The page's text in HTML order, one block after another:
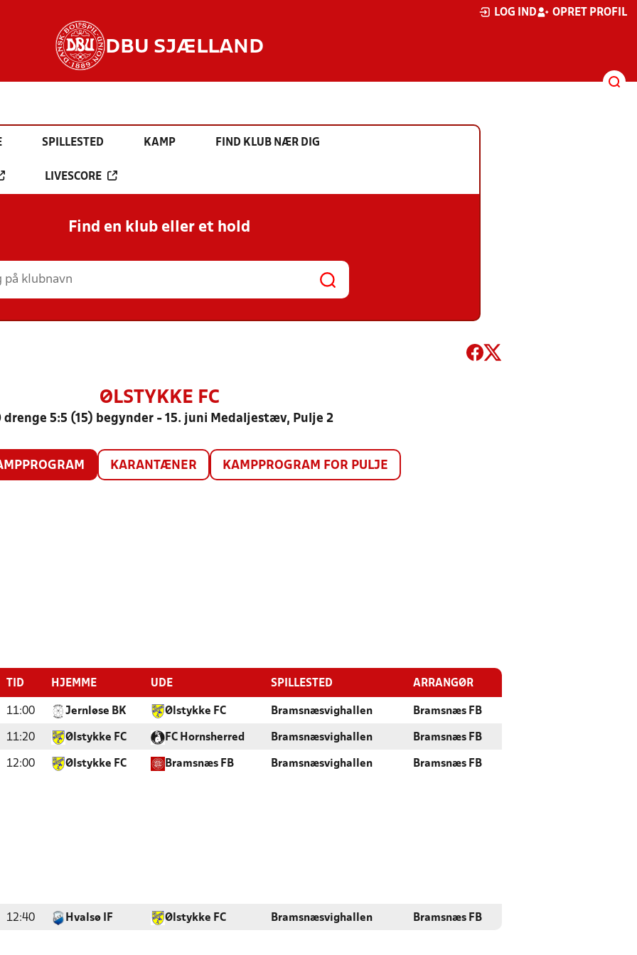
LOG IND OPRET PROFIL
DBU SJÆLLAND
SPILLESTED KAMP FIND KLUB NÆR DIG
LIVESCORE
Find en klub eller et hold
ØLSTYKKE FC
drenge 5:5 (15) begynder - 15. juni Medaljestæv, Pulje 2
KARANTÆNER KAMPPROGRAM FOR PULJE
TID HJEMME UDE SPILLESTED ARRANGØR
11:00 Jernløse BK Ølstykke FC Bramsnæsvighallen Bramsnæs FB
11:20 Ølstykke FC FC Hornsherred Bramsnæsvighallen Bramsnæs FB
12:00 Ølstykke FC Bramsnæs FB Bramsnæsvighallen Bramsnæs FB
12:40 Hvalsø IF Ølstykke FC Bramsnæsvighallen Bramsnæs FB